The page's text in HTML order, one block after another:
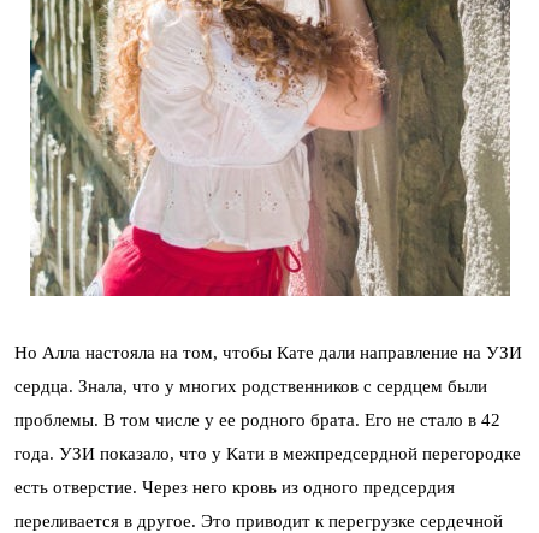
Но Алла настояла на том, чтобы Кате дали направление на УЗИ
сердца. Знала, что у многих родственников с сердцем были
проблемы. В том числе у ее родного брата. Его не стало в 42
года. УЗИ показало, что у Кати в межпредсердной перегородке
есть отверстие. Через него кровь из одного предсердия
переливается в другое. Это приводит к перегрузке сердечной